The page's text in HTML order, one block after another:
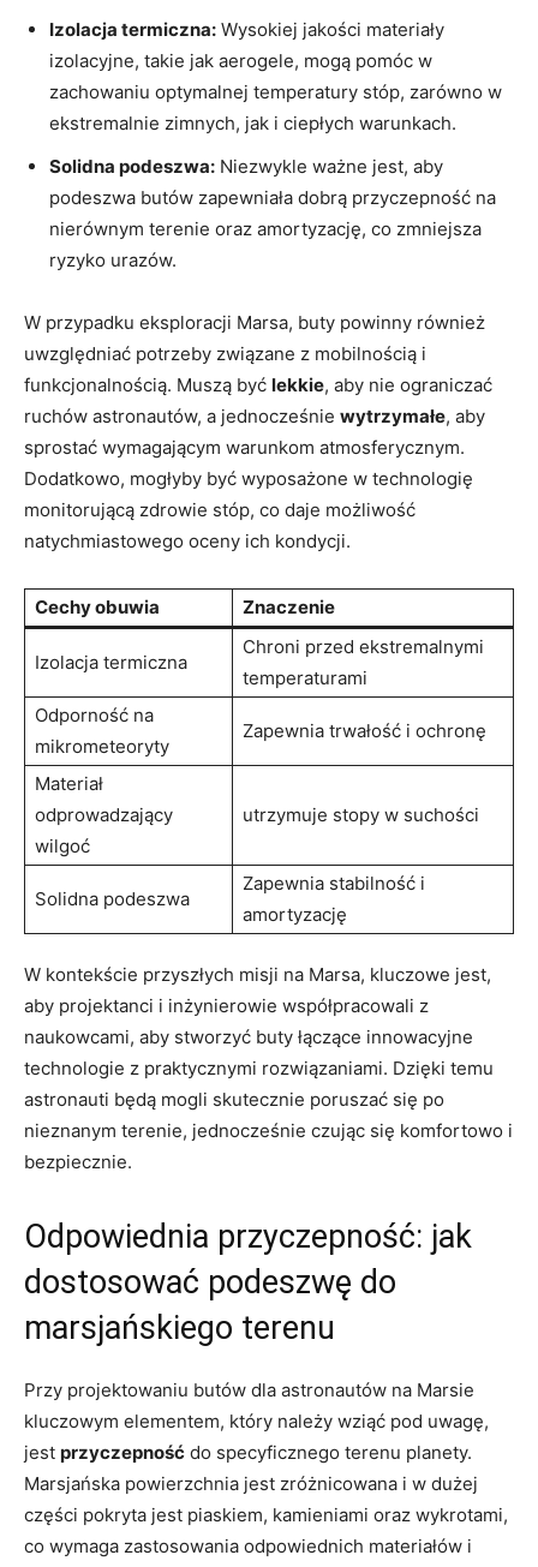
Izolacja termiczna: Wysokiej jakości materiały
izolacyjne, takie jak aerogele, mogą pomóc w
zachowaniu optymalnej temperatury stóp, zarówno w
ekstremalnie zimnych, jak i ciepłych warunkach.
Solidna podeszwa: Niezwykle ważne jest, aby
podeszwa butów zapewniała dobrą przyczepność na
nierównym terenie oraz amortyzację, co zmniejsza
ryzyko urazów.
W przypadku eksploracji Marsa, buty powinny również
uwzględniać potrzeby związane z mobilnością i
funkcjonalnością. Muszą być lekkie, aby nie ograniczać
ruchów astronautów, a jednocześnie wytrzymałe, aby
sprostać wymagającym warunkom atmosferycznym.
Dodatkowo, mogłyby być wyposażone w technologię
monitorującą zdrowie stóp, co daje możliwość
natychmiastowego oceny ich kondycji.
Cechy obuwia Znaczenie
Izolacja termiczna
Chroni przed ekstremalnymi
temperaturami
Odporność na
mikrometeoryty
Zapewnia trwałość i ochronę
Materiał
odprowadzający
wilgoć
utrzymuje stopy w suchości
Solidna podeszwa
Zapewnia stabilność i
amortyzację
W kontekście przyszłych misji na Marsa, kluczowe jest,
aby projektanci i inżynierowie współpracowali z
naukowcami, aby stworzyć buty łączące innowacyjne
technologie z praktycznymi rozwiązaniami. Dzięki temu
astronauti będą mogli skutecznie poruszać się po
nieznanym terenie, jednocześnie czując się komfortowo i
bezpiecznie.
Odpowiednia przyczepność: jak
dostosować podeszwę do
marsjańskiego terenu
Przy projektowaniu butów dla astronautów na Marsie
kluczowym elementem, który należy wziąć pod uwagę,
jest przyczepność do specyficznego terenu planety.
Marsjańska powierzchnia jest zróżnicowana i w dużej
części pokryta jest piaskiem, kamieniami oraz wykrotami,
co wymaga zastosowania odpowiednich materiałów i